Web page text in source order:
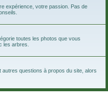
expérience, votre passion. Pas de
toutes les photos que vous
les arbres.
questions à propos du site, alors